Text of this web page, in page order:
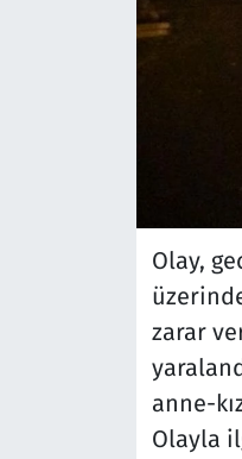
Olay,
zarar
anne-
Olayla